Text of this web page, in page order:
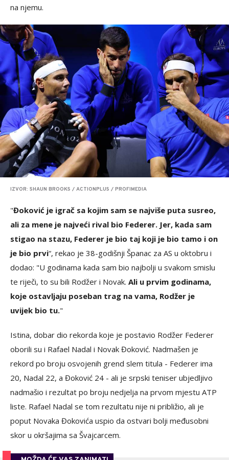
na njemu.
IZVOR: SHAUN BROOKS / ACTIONPLUS / PROFIMEDIA
"Đoković je igrač sa kojim sam se najviše puta susreo,
ali za mene je najveći rival bio Federer. Jer, kada sam
stigao na stazu, Federer je bio taj koji je bio tamo i on
je bio prvi“, rekao je 38-godišnji Španac za AS u oktobru i
dodao: "U godinama kada sam bio najbolji u svakom smislu
te riječi, to su bili Rodžer i Novak. Ali u prvim godinama,
koje ostavljaju poseban trag na vama, Rodžer je
uvijek bio tu."
Istina, dobar dio rekorda koje je postavio Rodžer Federer
oborili su i Rafael Nadal i Novak Đoković. Nadmašen je
rekord po broju osvojenih grend slem titula - Federer ima
20, Nadal 22, a Đoković 24 - ali je srpski teniser ubjedljivo
nadmašio i rezultat po broju nedjelja na prvom mjestu ATP
liste. Rafael Nadal se tom rezultatu nije ni približio, ali je
poput Novaka Đokovića uspio da ostvari bolji međusobni
skor u okršajima sa Švajcarcem.